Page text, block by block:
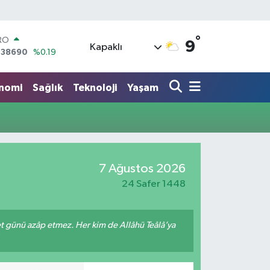
%0.19
%0.19
Kapaklı 9°
Sağlık Teknoloji Yaşam
7 Ağustos 2026
24 Safer 1448
günü azâp etmez. Her kim de Allâhü Teâlâ’ya